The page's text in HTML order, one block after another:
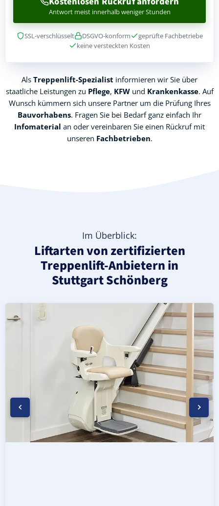
Antwort meist innerhalb weniger Stunden
SSL-verschlüsselt DSGVO-konform
geprüfte Fachbetriebe
keine versteckten Kosten
Als Treppenlift-Spezialist informieren wir Sie über
staatliche Leistungen zu Pflege, KFWund Krankenkasse. Auf
Wunsch kümmern sich unsere Partner um die Prüfung Ihres
Bauvorhabens. Fragen Sie bei Bedarf ganz einfach Ihr
Infomaterial an oder vereinbaren Sie einen Rückruf mit
unseren Fachbetrieben.
Im Überblick:
Liftarten von zertifizierten
Treppenlift-Anbietern in
Stuttgart Schönberg
Moderner gerader Treppenlift in Stuttgart Schönberg
Geprüfter, gebrauchter Treppenlift für gerade
Neuer Treppenlift für gerade Treppen in Stuttgart